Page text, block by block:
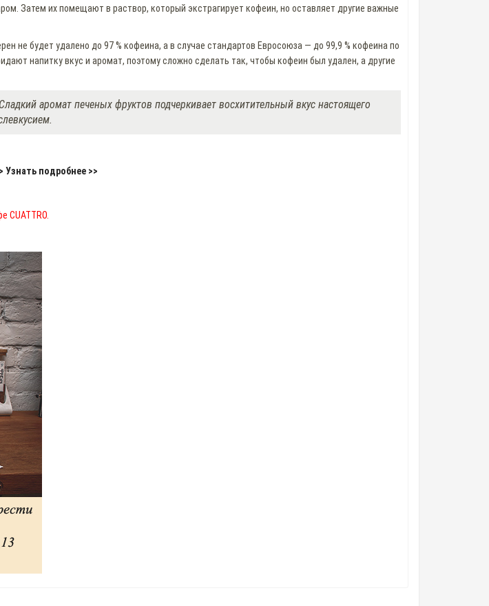
Затем их помещают в раствор, который экстрагирует кофеин, но оставляет другие важные
не будет удалено до 97 % кофеина, а в случае стандартов Евросоюза — до 99,9 % кофеина по
напитку вкус и аромат, поэтому сложно сделать так, чтобы кофеин был удален, а другие
аромат печеных фруктов подчеркивает восхитительный вкус настоящего
подробнее >>
CUATTRO.